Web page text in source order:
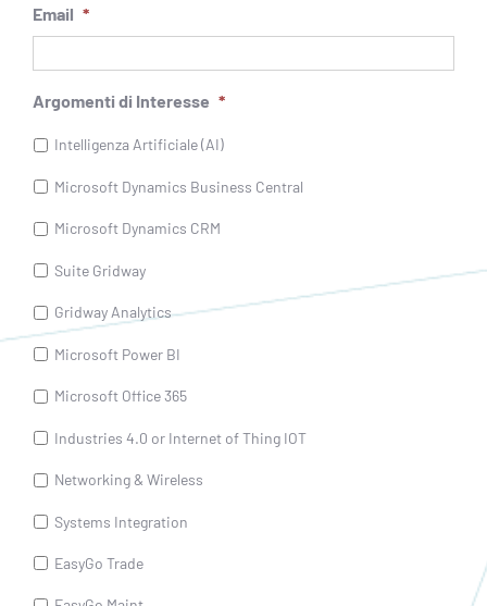
Email *
Argomenti di Interesse *
Intelligenza Artificiale (AI)
Microsoft Dynamics Business Central
Microsoft Dynamics CRM
Suite Gridway
Gridway Analytics
Microsoft Power BI
Microsoft Office 365
Industries 4.0 or Internet of Thing IOT
Networking & Wireless
Systems Integration
EasyGo Trade